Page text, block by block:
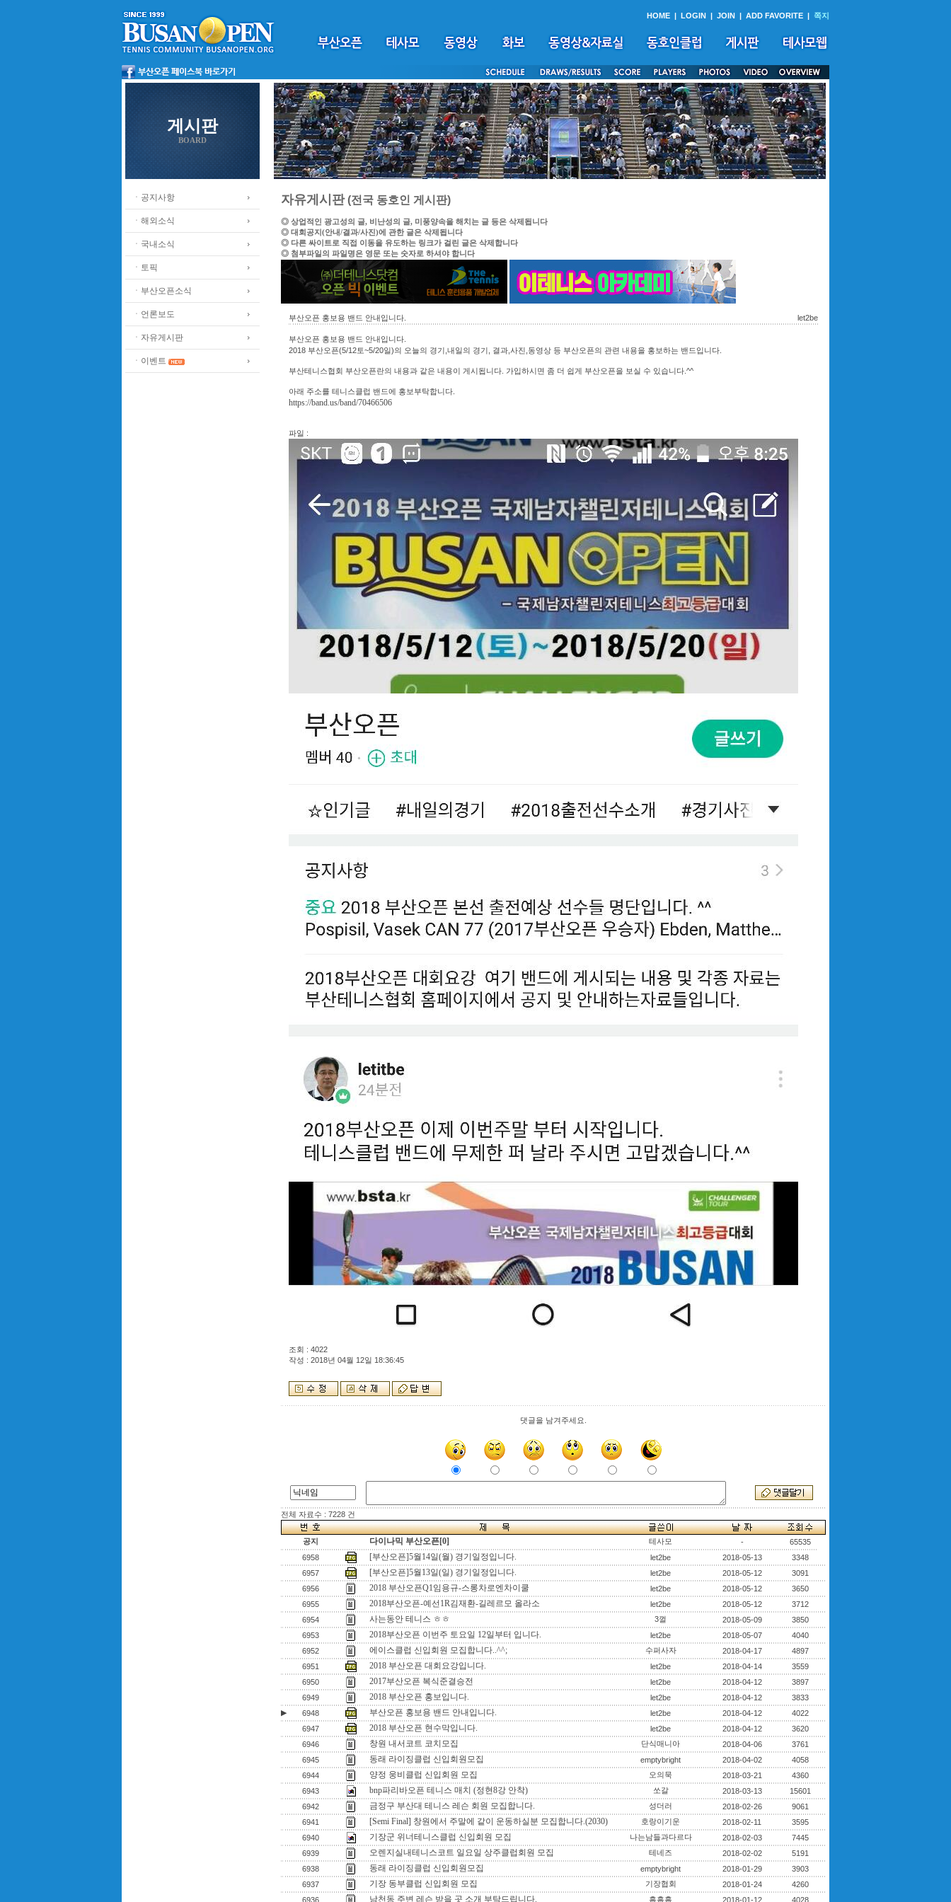
HOME | LOGIN | JOIN | ADD FAVORITE | 쪽지
게시판
BOARD
ㆍ공지사항
ㆍ해외소식
ㆍ국내소식
ㆍ토픽
ㆍ부산오픈소식
ㆍ언론보도
ㆍ자유게시판
ㆍ이벤트
자유게시판(전국 동호인 게시판)
◎ 상업적인 광고성의 글, 비난성의 글, 미풍양속을 해치는 글 등은 삭제됩니다
◎ 대회공지(안내/결과/사진)에 관한 글은 삭제됩니다
◎ 다른 싸이트로 직접 이동을 유도하는 링크가 걸린 글은 삭제합니다
◎ 첨부파일의 파일명은 영문 또는 숫자로 하셔야 합니다
부산오픈 홍보용 밴드 안내입니다. let2be
부산오픈 홍보용 밴드 안내입니다.
2018 부산오픈(5/12토~5/20일)의 오늘의 경기,내일의 경기, 결과,사진,동영상 등 부산오픈의 관련 내용을 홍보하는 밴드입니다.
부산테니스협회 부산오픈란의 내용과 같은 내용이 게시됩니다. 가입하시면 좀 더 쉽게 부산오픈을 보실 수 있습니다.^^
아래 주소를 테니스클럽 밴드에 홍보부탁합니다.
https://band.us/band/70466506
파일 :
조회 : 4022
작성 : 2018년 04월 12일 18:36:45
댓글을 남겨주세요.
전체 자료수 : 7228 건
공지 다이나믹 부산오픈[0] 테사모 -
65535
6958
[부산오픈]5월14일(월) 경기일정입니다. let2be 2018-05-13
3348
6957
[부산오픈]5월13일(일) 경기일정입니다. let2be 2018-05-12
3091
6956
2018 부산오픈Q1임용규-스롱차로엔차이쿨 let2be 2018-05-12
3650
6955
2018부산오픈-예선1R김재환-길레르모 올라소 let2be 2018-05-12
3712
6954
사는동안 테니스 ㅎㅎ 3껄 2018-05-09
3850
6953
2018부산오픈 이번주 토요일 12일부터 입니다. let2be 2018-05-07
4040
6952
에이스클럽 신입회원 모집합니다..^^; 수퍼사자 2018-04-17
4897
6951
2018 부산오픈 대회요강입니다. let2be 2018-04-14
3559
6950
2017부산오픈 복식준결승전 let2be 2018-04-12
3897
6949
2018 부산오픈 홍보입니다. let2be 2018-04-12
3833
▶
6948 부산오픈 홍보용 밴드 안내입니다. let2be 2018-04-12
4022
6947
2018 부산오픈 현수막입니다. let2be 2018-04-12
3620
6946
창원 내서코트 코치모집 단식매니아 2018-04-06
3761
6945
동래 라이징클럽 신입회원모집 emptybright 2018-04-02
4058
6944
양정 웅비클럽 신입회원 모집 오의묵 2018-03-21
4360
6943
bnp파리바오픈 테니스 매치 (정현8강 안착) 쏘갈 2018-03-13
15601
6942
금정구 부산대 테니스 레슨 회원 모집합니다. 성더러 2018-02-26
9061
6941
[Semi Final] 창원에서 주말에 같이 운동하실분 모집합니다.(2030) 호랑이기운 2018-02-11
3595
6940
기장군 위너테니스클럽 신입회원 모집 나는남들과다르다 2018-02-03
7445
6939
오렌지실내테니스코트 일요일 상주클럽회원 모집 테네즈 2018-02-02
5191
6938
동래 라이징클럽 신입회원모집 emptybright 2018-01-29
3903
6937
기장 동부클럽 신입회원 모집 기장협회 2018-01-24
4260
6936
남천동 주변 레슨 받을 곳 소개 부탁드립니다. 흠흠흠 2018-01-12 4028